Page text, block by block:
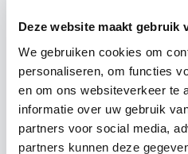
Deze website maakt gebruik
We gebruiken cookies om
personaliseren, om functies
en om ons websiteverkeer te
informatie over uw gebruik
partners voor social media,
partners kunnen deze
decoratie
Het houten Haas figuur is
decoratie-item dat perfect
landelijke woonstijl. Dankzij
de vormen haarscherp
zwart afgewerkt, wat een
professionele uitstraling